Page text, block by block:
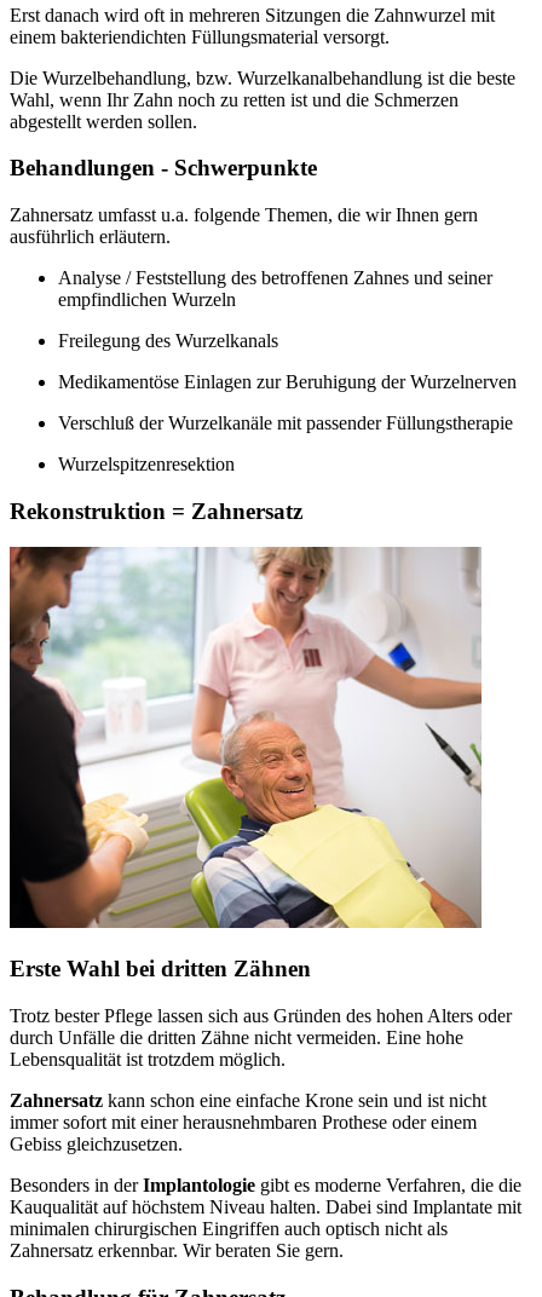
Erst danach wird oft in mehreren Sitzungen die Zahnwurzel mit
einem bakteriendichten Füllungsmaterial versorgt.
Die Wurzelbehandlung, bzw. Wurzelkanalbehandlung ist die beste
Wahl, wenn Ihr Zahn noch zu retten ist und die Schmerzen
abgestellt werden sollen.
Behandlungen - Schwerpunkte
Zahnersatz umfasst u.a. folgende Themen, die wir Ihnen gern
ausführlich erläutern.
Analyse / Feststellung des betroffenen Zahnes und seiner
empfindlichen Wurzeln
Freilegung des Wurzelkanals
Medikamentöse Einlagen zur Beruhigung der Wurzelnerven
Verschluß der Wurzelkanäle mit passender Füllungstherapie
Wurzelspitzenresektion
Rekonstruktion = Zahnersatz
Erste Wahl bei dritten Zähnen
Trotz bester Pflege lassen sich aus Gründen des hohen Alters oder
durch Unfälle die dritten Zähne nicht vermeiden. Eine hohe
Lebensqualität ist trotzdem möglich.
Zahnersatz kann schon eine einfache Krone sein und ist nicht
immer sofort mit einer herausnehmbaren Prothese oder einem
Gebiss gleichzusetzen.
Besonders in derImplantologie gibt es moderne Verfahren, die die
Kauqualität auf höchstem Niveau halten. Dabei sind Implantate mit
minimalen chirurgischen Eingriffen auch optisch nicht als
Zahnersatz erkennbar. Wir beraten Sie gern.